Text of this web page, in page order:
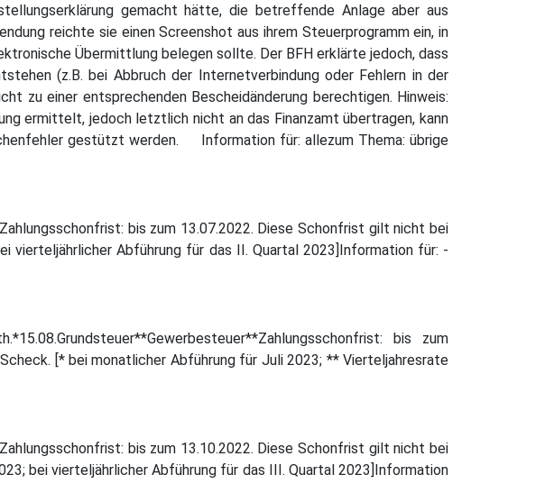
gemacht hätte, die betreffende Anlage aber aus
reichte sie einen Screenshot aus ihrem Steuerprogramm ein, in
Übermittlung belegen sollte. Der BFH erklärte jedoch, dass
(z.B. bei Abbruch der Internetverbindung oder Fehlern in der
zu einer entsprechenden Bescheidänderung berechtigen. Hinweis:
ermittelt, jedoch letztlich nicht an das Finanzamt übertragen, kann
gestützt werden. Information für: allezum Thema: übrige
bis zum 13.07.2022. Diese Schonfrist gilt nicht bei
vierteljährlicher Abführung für das II. Quartal 2023]Information für: -
bis zum
[* bei monatlicher Abführung für Juli 2023; ** Vierteljahresrate
bis zum 13.10.2022. Diese Schonfrist gilt nicht bei
bei vierteljährlicher Abführung für das III. Quartal 2023]Information